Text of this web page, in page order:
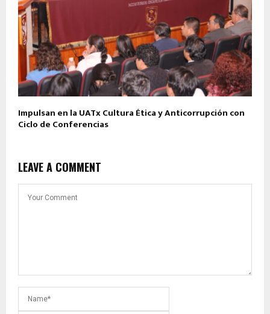
Impulsan en la UATx Cultura Ética y Anticorrupción con
Ciclo de Conferencias
LEAVE A COMMENT